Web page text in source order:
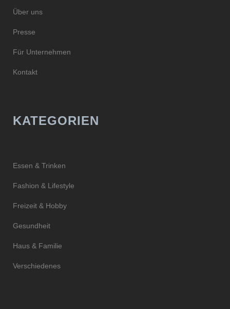
Über uns
Presse
Für Unternehmen
Kontakt
KATEGORIEN
Essen & Trinken
Fashion & Lifestyle
Freizeit & Hobby
Gesundheit
Haus & Familie
Verschiedenes